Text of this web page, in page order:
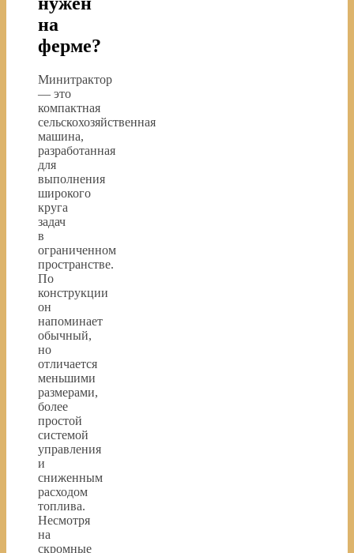
на
ферме?
Минитрактор
— это
компактная
сельскохозяйственная
машина,
разработанная
для
выполнения
широкого
круга
задач
в
ограниченном
пространстве.
По
конструкции
он
напоминает
обычный,
но
отличается
меньшими
размерами,
более
простой
системой
управления
и
сниженным
расходом
топлива.
Несмотря
на
скромные